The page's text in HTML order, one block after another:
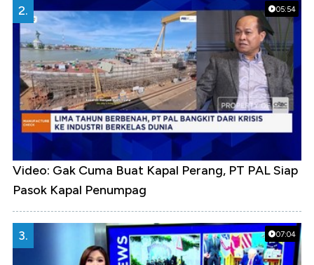
05:54
2.
Video: Gak Cuma Buat Kapal Perang, PT PAL Siap
Pasok Kapal Penumpag
07:04
3.